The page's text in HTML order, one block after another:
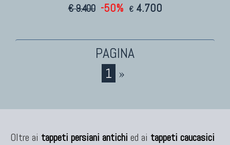
KILIM
Kilim Vecchi E Antichi
€ 9.400 -50% € 4.700
1 »
Oltre ai tappeti persiani antichi ed ai tappeti caucasici